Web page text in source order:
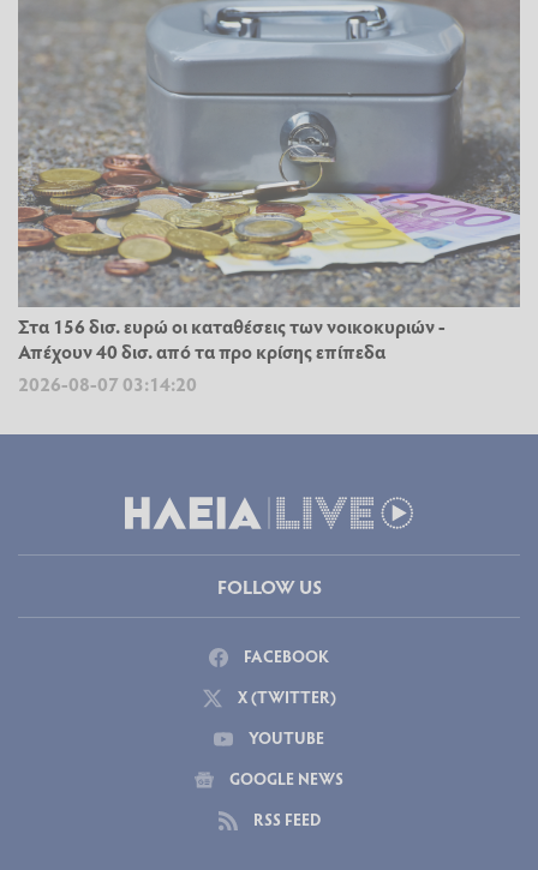
Στα 156 δισ. ευρώ οι καταθέσεις των νοικοκυριών -
Απέχουν 40 δισ. από τα προ κρίσης επίπεδα
2026-08-07 03:14:20
FOLLOW US
FACEBOOK
X (TWITTER)
YOUTUBE
GOOGLE NEWS
RSS FEED